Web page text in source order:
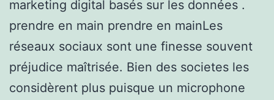
marketing digital basés sur les données .
prendre en main prendre en mainLes
réseaux sociaux sont une finesse souvent
préjudice maîtrisée. Bien des societes les
considèrent plus puisque un microphone